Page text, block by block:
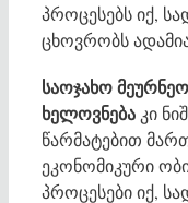
პროცესებს იქ,
ცხოვრობს
საოჯახო
ხელოვნება კი
წარმატებით
ეკონომიკური
პროცესები იქ,